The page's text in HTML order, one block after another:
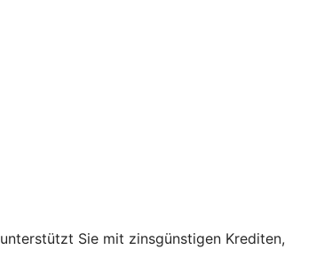
Sie mit zinsgünstigen Krediten,